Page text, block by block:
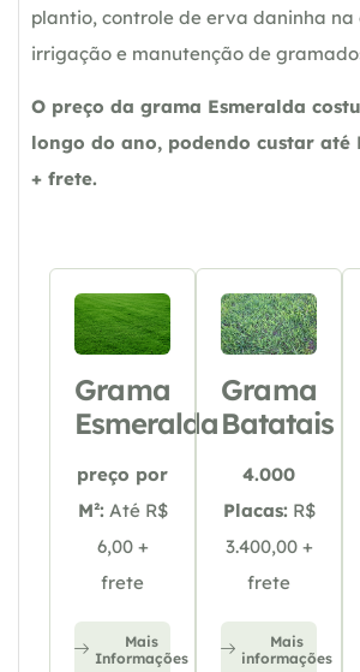
plantio, controle de erva daninha na
irrigação e manutenção de
O preço da grama Esmeralda
longo do ano, podendo custar até
+ frete.
Grama
Esmeralda
preço por
M²: Até R$
6,00 +
frete
Mais
Informações
Grama
Batatais
4.000
Placas: R$
3.400,00 +
frete
Mais
informações